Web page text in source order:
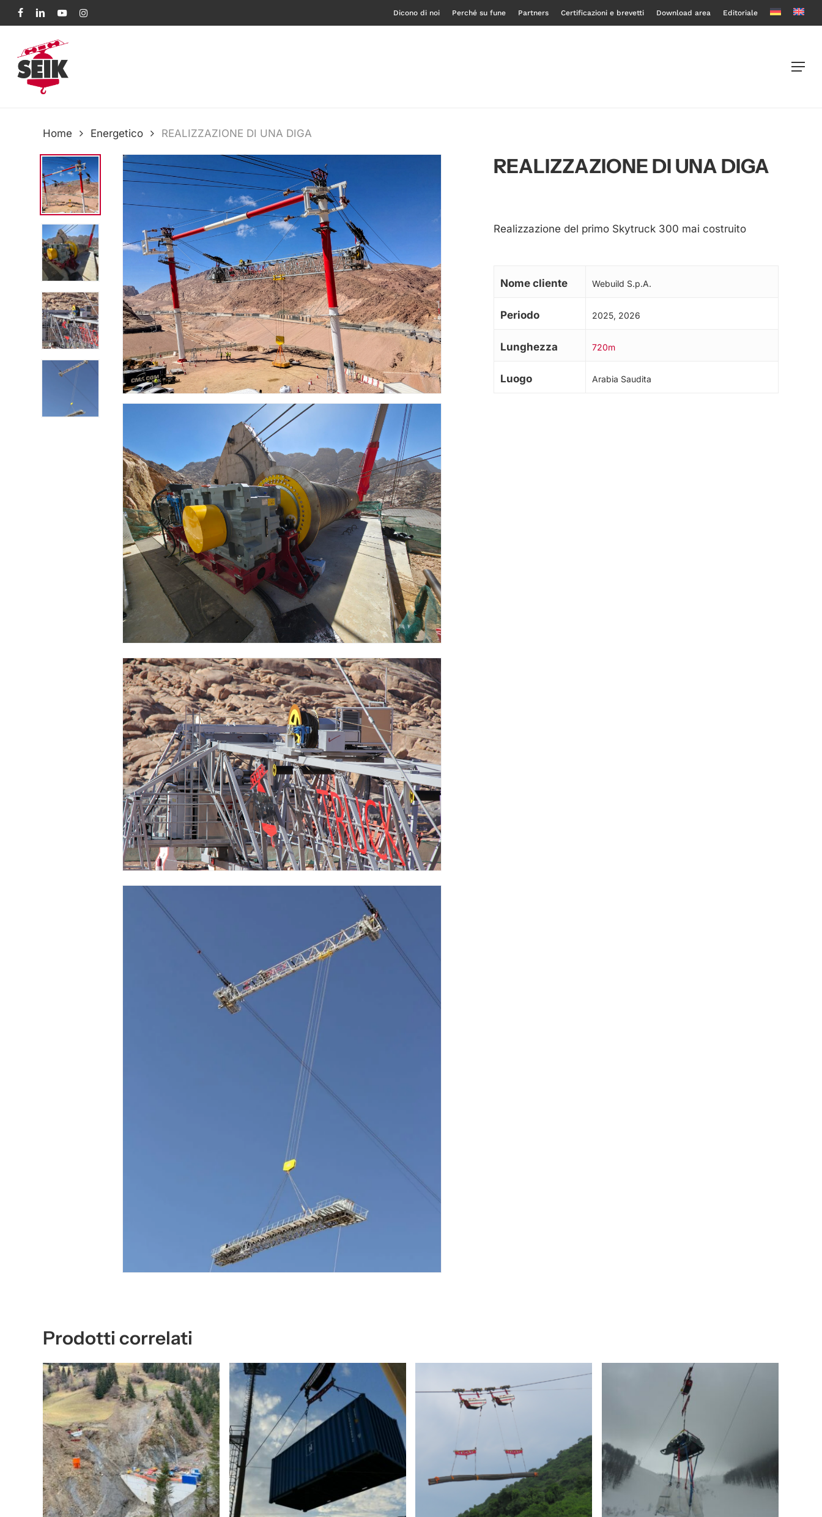
Skip
to
content
Dicono di noi Perché su fune Partners Certificazioni e brevetti Download area Editoriale
Menu
Home Energetico REALIZZAZIONE DI UNA DIGA
REALIZZAZIONE DI UNA DIGA
Realizzazione del primo Skytruck 300 mai costruito
Nome cliente Webuild S.p.A.
Periodo 2025, 2026
Lunghezza 720m
Luogo Arabia Saudita
Prodotti correlati